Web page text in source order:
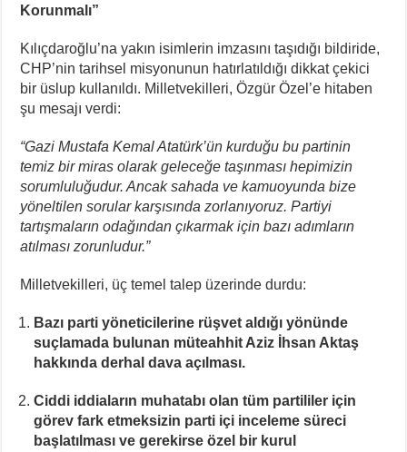
Korunmalı”
Kılıçdaroğlu’na yakın isimlerin imzasını taşıdığı bildiride,
CHP’nin tarihsel misyonunun hatırlatıldığı dikkat çekici
bir üslup kullanıldı. Milletvekilleri, Özgür Özel’e hitaben
şu mesajı verdi:
“Gazi Mustafa Kemal Atatürk’ün kurduğu bu partinin
temiz bir miras olarak geleceğe taşınması hepimizin
sorumluluğudur. Ancak sahada ve kamuoyunda bize
yöneltilen sorular karşısında zorlanıyoruz. Partiyi
tartışmaların odağından çıkarmak için bazı adımların
atılması zorunludur.”
Milletvekilleri, üç temel talep üzerinde durdu:
Bazı parti yöneticilerine rüşvet aldığı yönünde
suçlamada bulunan müteahhit Aziz İhsan Aktaş
hakkında derhal dava açılması.
Ciddi iddiaların muhatabı olan tüm partililer için
görev fark etmeksizin parti içi inceleme süreci
başlatılması ve gerekirse özel bir kurul